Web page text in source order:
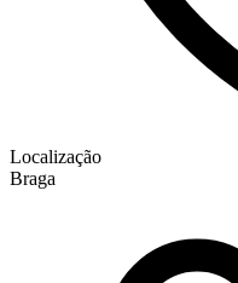
Localização
Braga